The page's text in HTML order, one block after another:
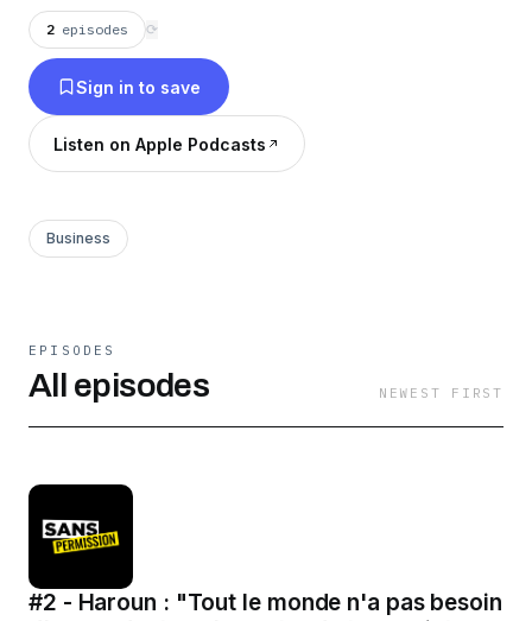
2 episodes ⟳
Sign in to save
Listen on Apple Podcasts
Business
EPISODES
All episodes NEWEST FIRST
#2 - Haroun : "Tout le monde n'a pas besoin